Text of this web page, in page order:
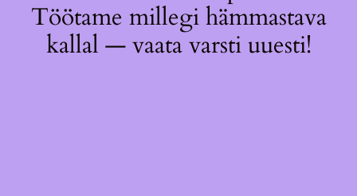
Töötame millegi hämmastava
kallal — vaata varsti uuesti!